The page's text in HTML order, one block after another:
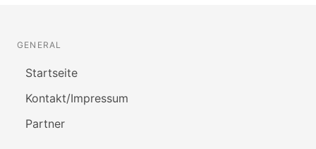
GENERAL
Startseite
Kontakt/Impressum
Partner